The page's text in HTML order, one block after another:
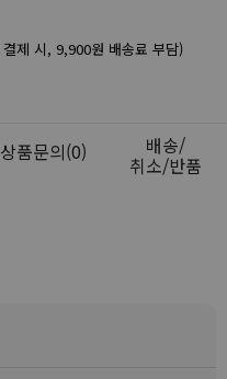
제 시, 9,900원 배송료 부담)
상품문의(0) 배송/
취소/반품